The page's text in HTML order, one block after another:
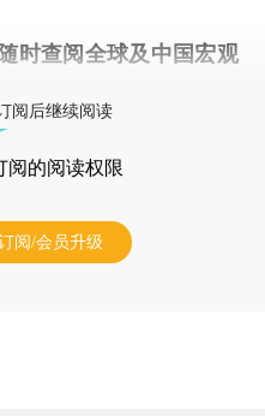
时查阅全球及中国宏观
阅后继续阅读
阅的阅读权限
阅/会员升级